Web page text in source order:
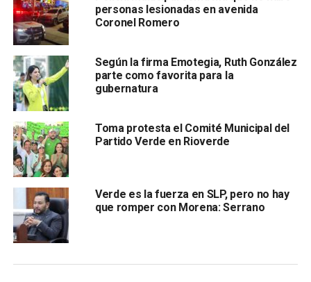
ocasión, desconocidos arriban para provocar
desestabilización y amedrentar a la multitud: “sin embargo,
los límites de tolerancia y atentan contra la integridad de
las personas, en este proceso electoral 2021”.
El abanderado del Partido Verde y del Trabajo
expresó que su equipo jurídico ha tomado cartas en el
asunto y se realizaron las denuncias ante las
instancias correspondientes.
personas lesionadas en avenida
Coronel Romero
Según la firma Emotegia, Ruth González
parte como favorita para la
gubernatura
Toma protesta el Comité Municipal del
Partido Verde en Rioverde
Verde es la fuerza en SLP, pero no hay
que romper con Morena: Serrano